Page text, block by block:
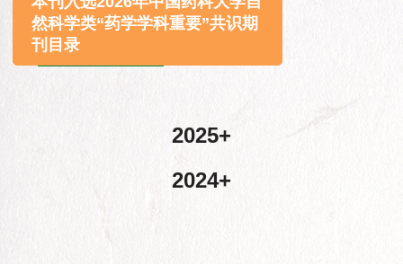
2025
2024
然科学类“药学学科重要”共识期
刊目录